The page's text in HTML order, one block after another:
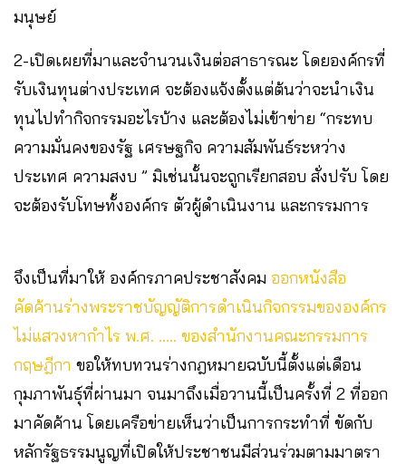
มนุษย์
2-เปิดเผยที่มาและจำนวนเงินต่อสาธารณะ โดยองค์กรที่
รับเงินทุนต่างประเทศ จะต้องแจ้งตั้งแต่ต้นว่าจะนำเงิน
ทุนไปทำกิจกรรมอะไรบ้าง และต้องไม่เข้าข่าย “กระทบ
ความมั่นคงของรัฐ เศรษฐกิจ ความสัมพันธ์ระหว่าง
ประเทศ ความสงบ ” มิเช่นนั้นจะถูกเรียกสอบ สั่งปรับ โดย
จะต้องรับโทษทั้งองค์กร ตัวผู้ดำเนินงาน และกรรมการ
จึงเป็นที่มาให้ องค์กรภาคประชาสังคม ออกหนังสือ
คัดค้านร่างพระราชบัญญัติการดำเนินกิจกรรมขององค์กร
ไม่แสวงหากำไร พ.ศ. ….. ของสำนักงานคณะกรรมการ
กฤษฎีกา ขอให้ทบทวนร่างกฎหมายฉบับนี้ตั้งแต่เดือน
กุมภาพันธุ์ที่ผ่านมา จนมาถึงเมื่อวานนี้เป็นครั้งที่ 2 ที่ออก
มาคัดค้าน โดยเครือข่ายเห็นว่าเป็นการกระทำที่ ขัดกับ
หลักรัฐธรรมนูญที่เปิดให้ประชาชนมีส่วนร่วมตามมาตรา